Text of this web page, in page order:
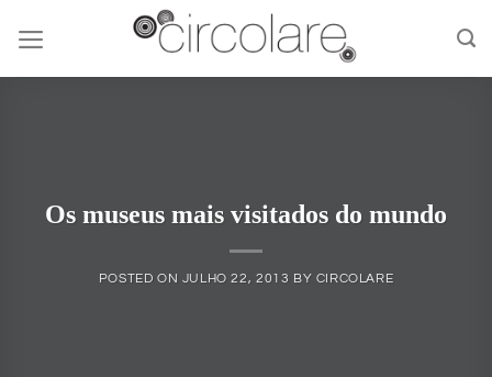
content
Os museus mais visitados do mundo
POSTED ON JULHO 22, 2013 BY CIRCOLARE